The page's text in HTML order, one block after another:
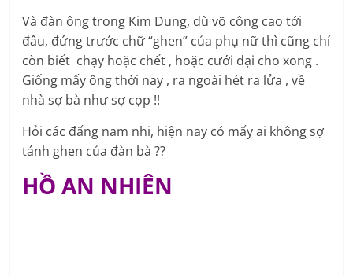
Và đàn ông trong Kim Dung, dù võ công cao tới
đâu, đứng trước chữ “ghen” của phụ nữ thì cũng chỉ
còn biết chạy hoặc chết , hoặc cưới đại cho xong .
Giống mấy ông thời nay , ra ngoài hét ra lửa , về
nhà sợ bà như sợ cọp !!
Hỏi các đấng nam nhi, hiện nay có mấy ai không sợ
tánh ghen của đàn bà ??
HỒ AN NHIÊN